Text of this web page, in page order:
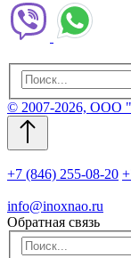
© 2007-2026, ООО
+7 (846) 255-08-20
info@inoxnao.ru
Обратная связь